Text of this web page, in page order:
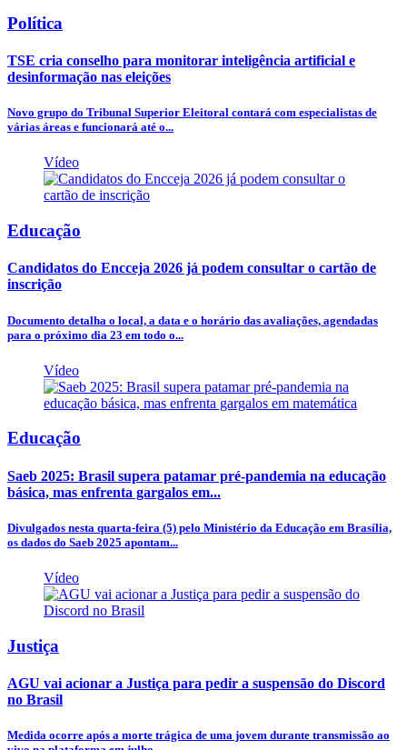
Política
TSE cria conselho para monitorar inteligência artificial e
desinformação nas eleições
Novo grupo do Tribunal Superior Eleitoral contará com especialistas de
várias áreas e funcionará até o...
Vídeo
Educação
Candidatos do Encceja 2026 já podem consultar o cartão de
inscrição
Documento detalha o local, a data e o horário das avaliações, agendadas
para o próximo dia 23 em todo o...
Vídeo
Educação
Saeb 2025: Brasil supera patamar pré-pandemia na educação
básica, mas enfrenta gargalos em...
Divulgados nesta quarta-feira (5) pelo Ministério da Educação em Brasília,
os dados do Saeb 2025 apontam...
Vídeo
Justiça
AGU vai acionar a Justiça para pedir a suspensão do Discord
no Brasil
Medida ocorre após a morte trágica de uma jovem durante transmissão ao